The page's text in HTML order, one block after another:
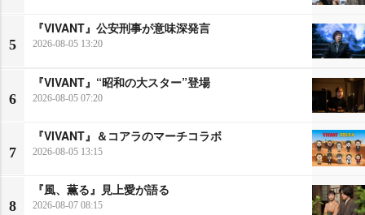
5
『VIVANT』公安刑事が意味深発言
2026-08-05 13:20
6
『VIVANT』“昭和の大スター”登場
2026-08-05 07:20
7
『VIVANT』＆コアラのマーチコラボ
2026-08-05 13:15
8
『風、薫る』見上愛が語る
2026-08-07 08:15